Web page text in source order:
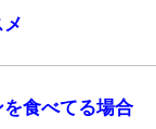
食べてる場合